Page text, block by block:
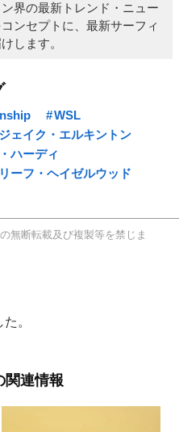
ン界の最新トレンド・ニュー
ンセプトに、最新サーフィ
します。
WSL
ジェイク・エルキントン
ハーディ
リーフ・ヘイゼルウッド
無断転載及び複製等を禁じま
。
関連情報